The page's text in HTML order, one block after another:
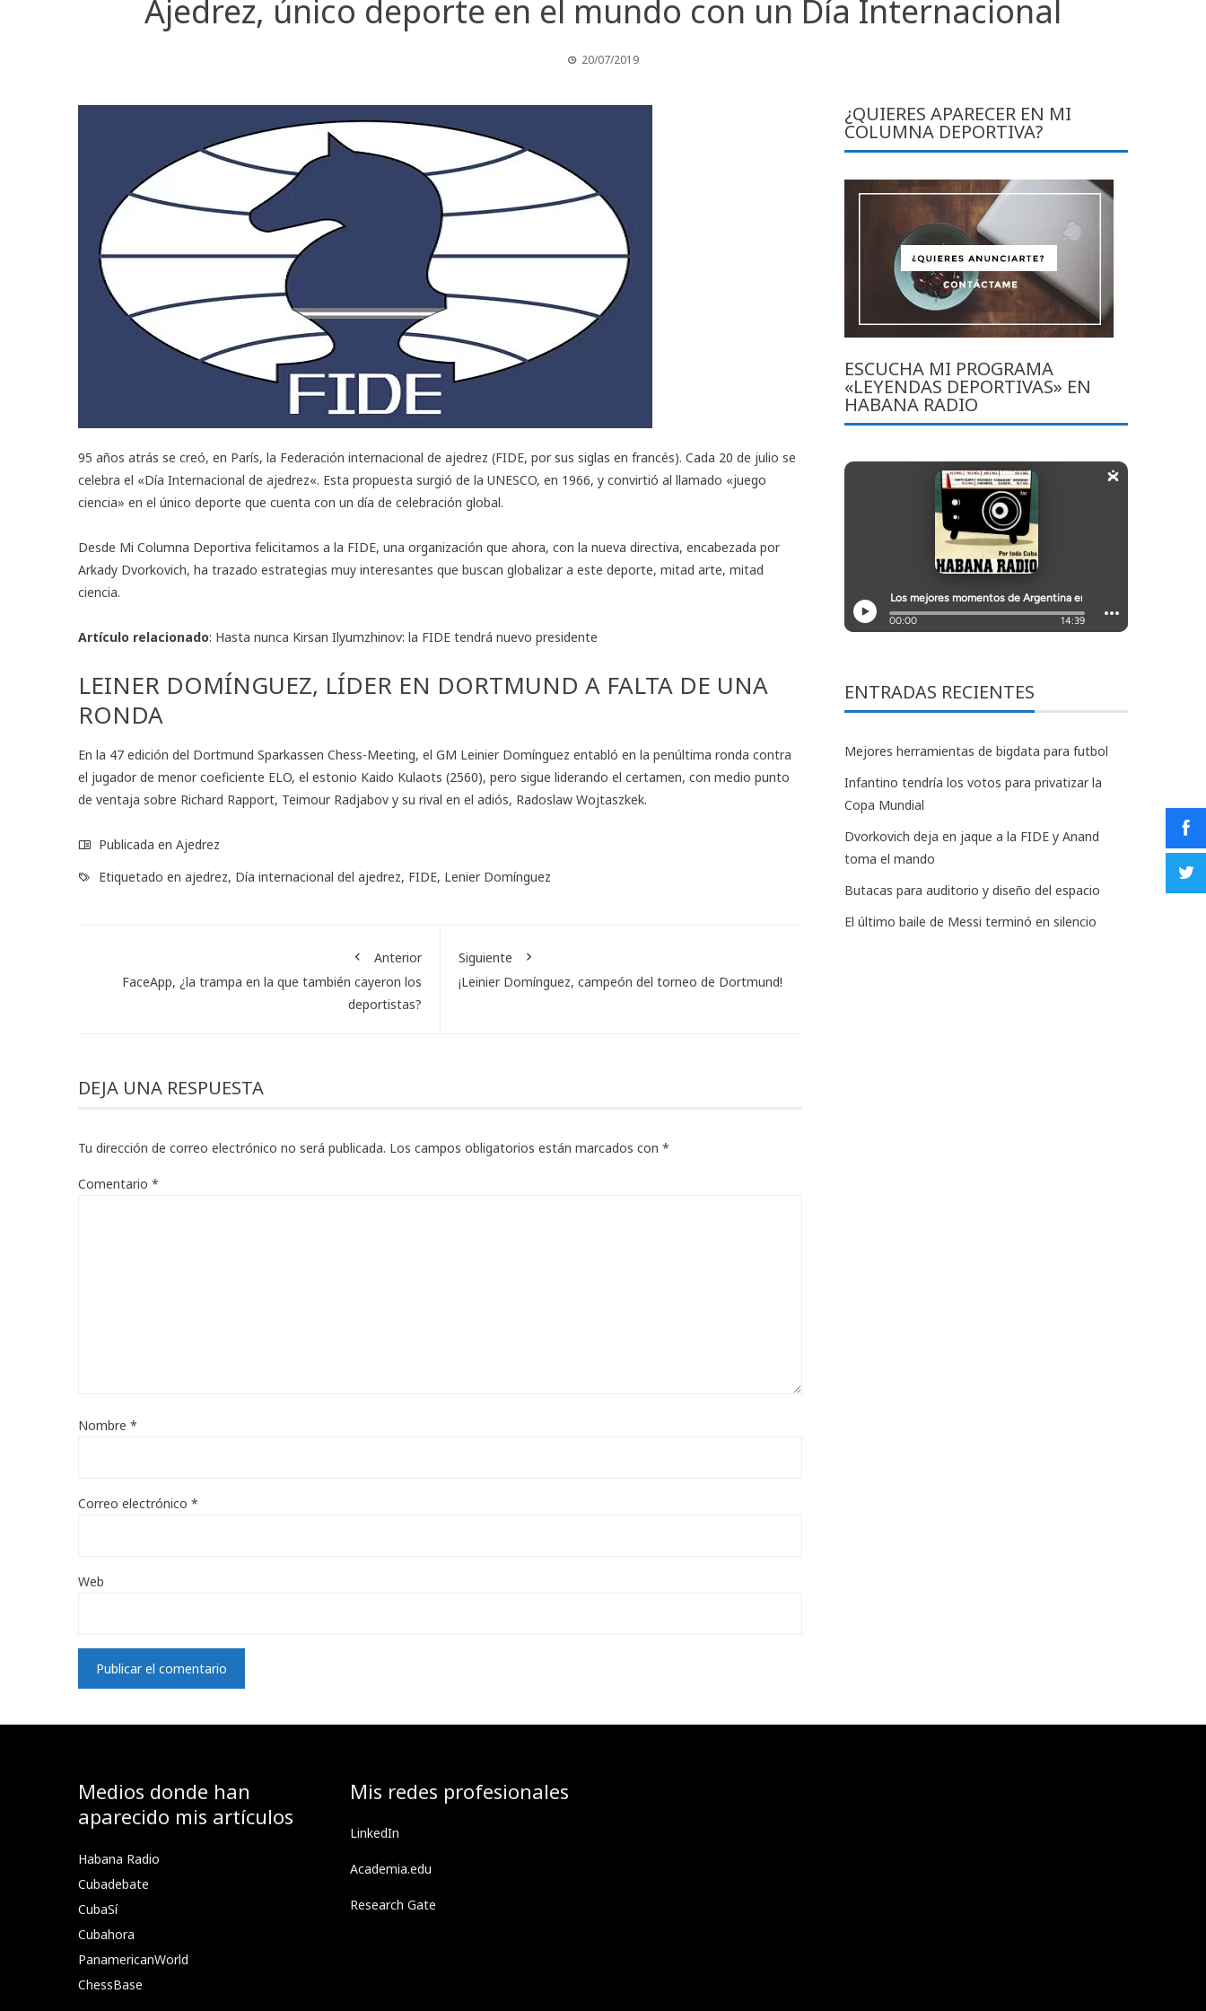
Ajedrez, único deporte en el mundo con un Día Internacional
20/07/2019
95 años atrás se creó, en París, la Federación internacional de ajedrez (FIDE, por sus siglas en francés). Cada 20 de julio se
celebra el «Día Internacional de ajedrez«. Esta propuesta surgió de la UNESCO, en 1966, y convirtió al llamado «juego
ciencia» en el único deporte que cuenta con un día de celebración global.
Desde Mi Columna Deportiva felicitamos a la FIDE, una organización que ahora, con la nueva directiva, encabezada por
Arkady Dvorkovich, ha trazado estrategias muy interesantes que buscan globalizar a este deporte, mitad arte, mitad
ciencia.
Artículo relacionado: Hasta nunca Kirsan Ilyumzhinov: la FIDE tendrá nuevo presidente
LEINER DOMÍNGUEZ, LÍDER EN DORTMUND A FALTA DE UNA
RONDA
En la 47 edición del Dortmund Sparkassen Chess-Meeting, el GM Leinier Domínguez entabló en la penúltima ronda contra
el jugador de menor coeficiente ELO, el estonio Kaido Kulaots (2560), pero sigue liderando el certamen, con medio punto
de ventaja sobre Richard Rapport, Teimour Radjabov y su rival en el adiós, Radoslaw Wojtaszkek.
Publicada en Ajedrez
Etiquetado en ajedrez, Día internacional del ajedrez, FIDE, Lenier Domínguez
Anterior
FaceApp, ¿la trampa en la que también cayeron los
deportistas?
Siguiente
¡Leinier Domínguez, campeón del torneo de Dortmund!
DEJA UNA RESPUESTA
Tu dirección de correo electrónico no será publicada. Los campos obligatorios están marcados con *
Comentario *
Nombre *
Correo electrónico *
Web
¿QUIERES APARECER EN MI
COLUMNA DEPORTIVA?
ESCUCHA MI PROGRAMA
«LEYENDAS DEPORTIVAS» EN
HABANA RADIO
ENTRADAS RECIENTES
Mejores herramientas de bigdata para futbol
Infantino tendría los votos para privatizar la
Copa Mundial
Dvorkovich deja en jaque a la FIDE y Anand
toma el mando
Butacas para auditorio y diseño del espacio
El último baile de Messi terminó en silencio
Medios donde han
aparecido mis artículos
Habana Radio
Cubadebate
CubaSí
Cubahora
PanamericanWorld
ChessBase
Mis redes profesionales
LinkedIn
Academia.edu
Research Gate